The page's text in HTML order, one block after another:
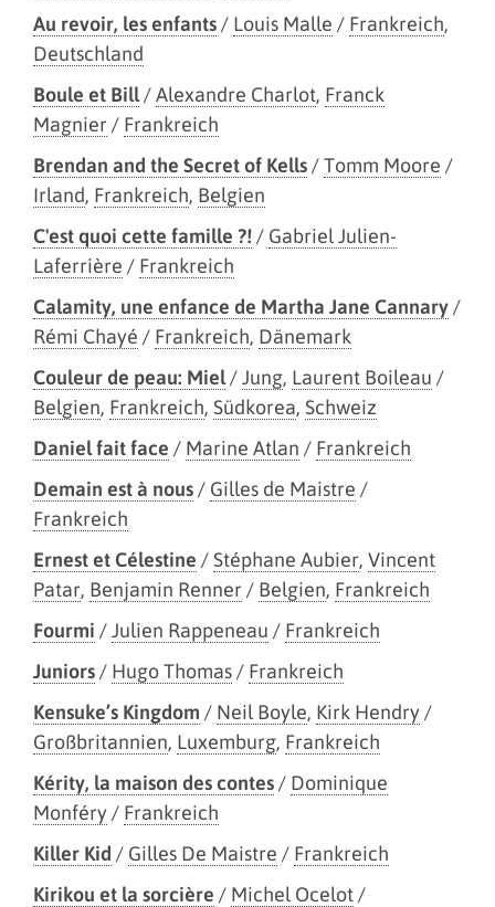
Au revoir, les enfants/ Louis Malle / Frankreich,
Deutschland
Boule et Bill/Alexandre Charlot, Franck
Magnier / Frankreich
Brendan and the Secret of Kells/Tomm Moore /
Irland, Frankreich, Belgien
C'est quoi cette famille ?!/ Gabriel Julien-
Laferrière / Frankreich
Calamity, une enfance de Martha Jane Cannary/
Rémi Chayé / Frankreich, Dänemark
Couleur de peau: Miel/Jung, Laurent Boileau /
Belgien, Frankreich, Südkorea, Schweiz
Daniel fait face / Marine Atlan / Frankreich
Demain est à nous/ Gilles de Maistre /
Frankreich
Ernest et Célestine /Stéphane Aubier, Vincent
Patar, Benjamin Renner / Belgien, Frankreich
Fourmi /Julien Rappeneau / Frankreich
Juniors/ Hugo Thomas/ Frankreich
Kensuke’s Kingdom / Neil Boyle, Kirk Hendry /
Großbritannien, Luxemburg, Frankreich
Kérity, la maison des contes/ Dominique
Monféry / Frankreich
Killer Kid / Gilles De Maistre / Frankreich
Kirikou et la sorcière / Michel Ocelot/